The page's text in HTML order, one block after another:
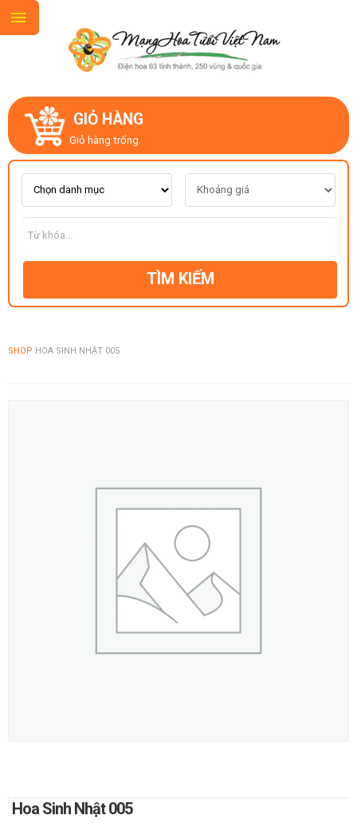
GIỎ HÀNG
Giỏ hàng trống.
TÌM KIẾM
SHOP HOA SINH NHẬT 005
Hoa Sinh Nhật 005
GIỚI THIỆU
LIÊN HỆ
MẪU HOA MỚI
CHỦ ĐỀ
DỊCH VỤ GỬI ĐIỆN HOA VỀ